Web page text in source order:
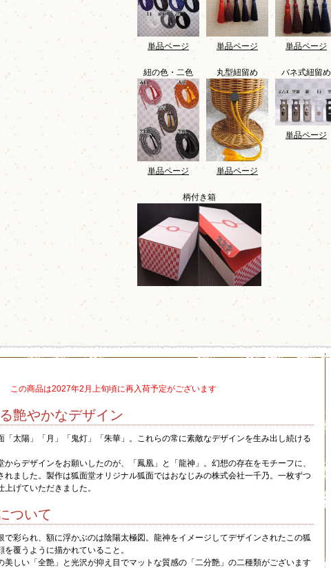
単品ページ 単品ページ 単品ページ
紐の色・二色
単品ページ
丸型紐留め
単品ページ
バネ式紐留め
単品ページ
柄付き箱
この商品は2027年2月上旬頃に再入荷予定がございます
艶やかなデザイン
「太陽」「月」「鬼灯」「朱華」。これらの常に素敵なデザインを生み出し続ける
からデザインをお願いしたのが、「鳳凰」と「龍神」。幻想の存在をモチーフに、
れました。製作は狐面堂オリジナル狐面ではおなじみの株式会社一千乃。一枚ずつ
げていただきました。
ついて
で彩られ、額に浮かぶのは陰陽太極図。龍神をイメージしてデザインされたこの狐
覆うように描かれていること。
美しい「全艶」と光沢が抑え目でマットな質感の「二分艶」の二種類がございます